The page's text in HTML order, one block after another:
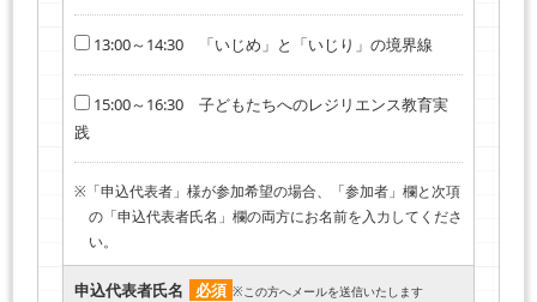
13:00～14:30 「いじめ」と「いじり」の境界線
15:00～16:30 子どもたちへのレジリエンス教育実
践
※「申込代表者」様が参加希望の場合、「参加者」欄と次項
の「申込代表者氏名」欄の両方にお名前を入力してくださ
い。
申込代表者氏名 必須 ※この方へメールを送信いたします